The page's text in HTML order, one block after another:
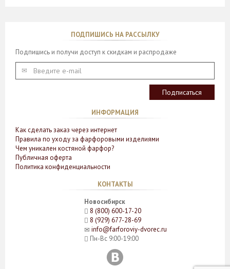
ПОДПИШИСЬ НА РАССЫЛКУ
Подпишись и получи доступ к скидкам и распродаже
ИНФОРМАЦИЯ
Как сделать заказ через интернет
Правила по уходу за фарфоровыми изделиями
Чем уникален костяной фарфор?
Публичная оферта
Политика конфиденциальности
КОНТАКТЫ
Новосибирск
8 (800) 600-17-20
8 (929) 677-28-69
info@farforoviy-dvorec.ru
Пн-Вс 9:00-19:00